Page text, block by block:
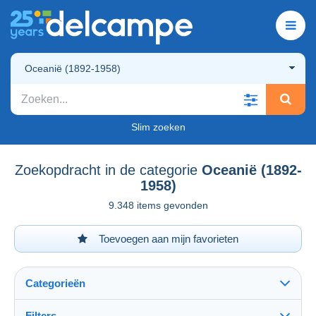
Oceanië (1892-1958)
Slim zoeken
Zoekopdracht in de categorie Oceanië (1892-
1958)
9.348 items gevonden
Toevoegen aan mijn favorieten
Categorieën